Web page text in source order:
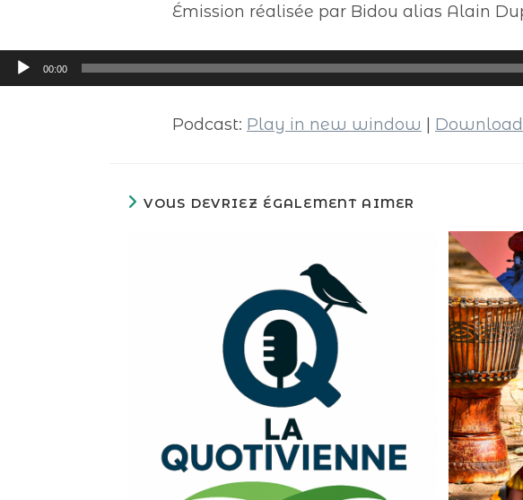
Émission réalisée par Bidou alias Alain
Lecteur
audio
00:00
Podcast: Play in new window Download
VOUS DEVRIEZ ÉGALEMENT AIMER